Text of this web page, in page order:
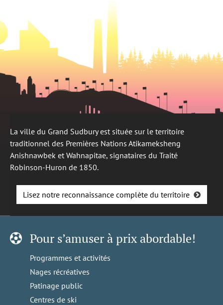
La ville du Grand Sudbury est située sur le territoire
traditionnel des Premières Nations Atikameksheng
Anishnawbek et Wahnapitae, signataires du Traité
Robinson-Huron de 1850.
Lisez notre reconnaissance complète du territoire
Pour s’amuser à prix abordable!
Programmes et activités
Nages récréatives
Patinage public
Centres de ski